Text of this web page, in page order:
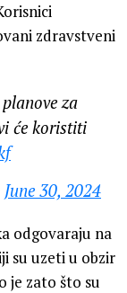
zdravstveni
za
će koristiti
June 30, 2024
odgovaraju na
su uzeti u obzir
je zato što su